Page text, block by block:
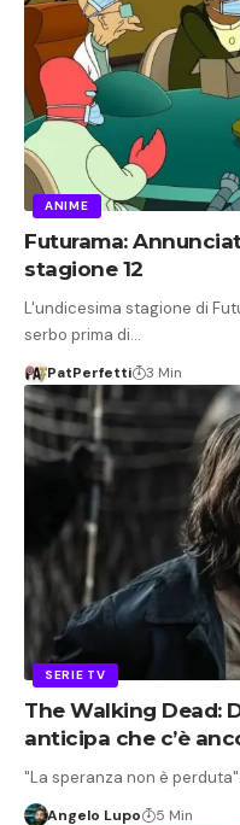
ANIME
Futurama:
stagione 12
L'undicesima stagione di
serbo prima di…
PatPerfetti 3 Min
SERIE TV
The Walking Dead:
anticipa che c’è
"La speranza non è
Angelo Lupo 5 Min